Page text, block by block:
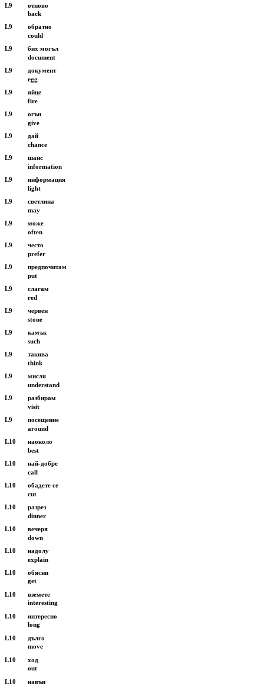
L9
L9
L9
L9
L9
L9
L9
L9
L9
L9
L9
L9
L9
L9
L9
L9
L9
L9
L9
L9
L10
L10
L10
L10
L10
L10
L10
L10
L10
L10
L10
L10
back
could
document
egg
fire
give
chance
information
light
may
often
prefer
put
red
stone
such
think
understand
visit
around
best
call
cut
dinner
down
explain
get
interesting
long
move
out
отново
обратно
бих могъл
документ
яйце
огън
дай
шанс
информация
светлина
може
често
предпочитам
слагам
червен
камък
такива
мисля
разбирам
посещение
наоколо
най-добре
обадете се
разрез
вечеря
надолу
обясни
вземете
интересно
дълго
ход
навън